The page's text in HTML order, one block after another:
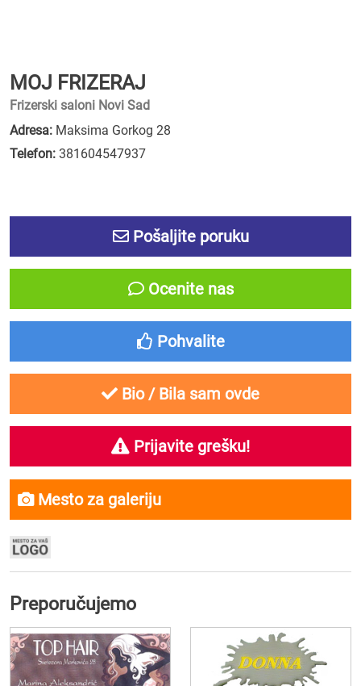
MOJ FRIZERAJ
Frizerski saloni Novi Sad
Adresa: Maksima Gorkog 28
Telefon: 381604547937
Pošaljite poruku
Ocenite nas
Pohvalite
Bio / Bila sam ovde
Prijavite grešku!
Mesto za galeriju
Preporučujemo